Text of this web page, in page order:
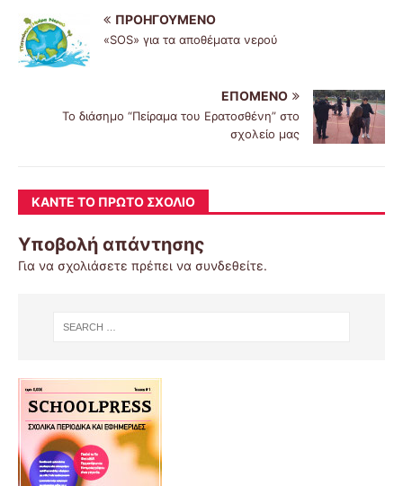
ΠΡΟΗΓΟΎΜΕΝΟ
«SOS» για τα αποθέματα νερού
ΕΠΌΜΕΝΟ
Το διάσημο “Πείραμα του Ερατοσθένη” στο
σχολείο μας
ΚΆΝΤΕ ΤΟ ΠΡΏΤΟ ΣΧΌΛΙΟ
Υποβολή απάντησης
Για να σχολιάσετε πρέπει να συνδεθείτε.